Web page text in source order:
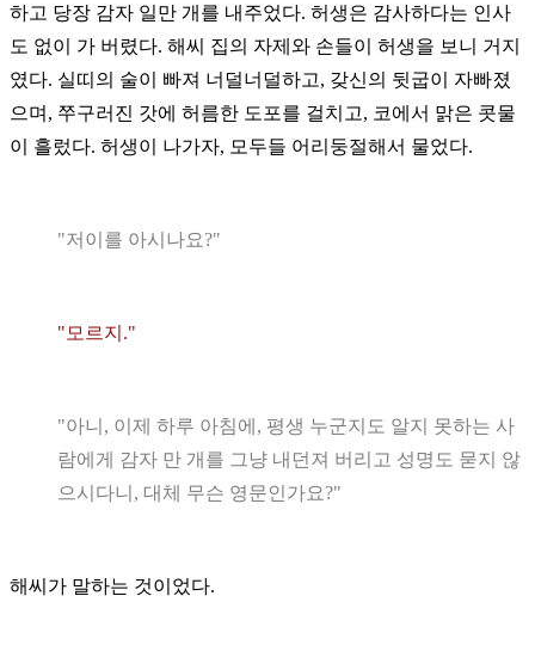
하고 당장 감자 일만 개를 내주었다. 허생은 감사하다는 인사
도 없이 가 버렸다. 해씨 집의 자제와 손들이 허생을 보니 거지
였다. 실띠의 술이 빠져 너덜너덜하고, 갖신의 뒷굽이 자빠졌
으며, 쭈구러진 갓에 허름한 도포를 걸치고, 코에서 맑은 콧물
이 흘렀다. 허생이 나가자, 모두들 어리둥절해서 물었다.
"저이를 아시나요?"
"모르지."
"아니, 이제 하루 아침에, 평생 누군지도 알지 못하는 사
람에게 감자 만 개를 그냥 내던져 버리고 성명도 묻지 않
으시다니, 대체 무슨 영문인가요?"
해씨가 말하는 것이었다.